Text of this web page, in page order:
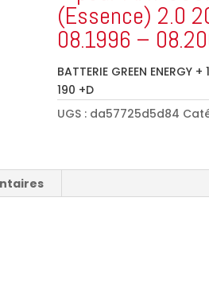
(Essence) 2.0
08.1996 –
BATTERIE GREEN
190 +D
UGS : da57725d5d84